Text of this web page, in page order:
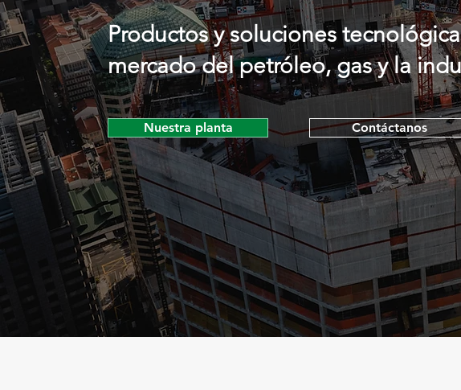
Productos y soluciones
mercado del petróleo, gas y la
Nuestra planta Contáctanos